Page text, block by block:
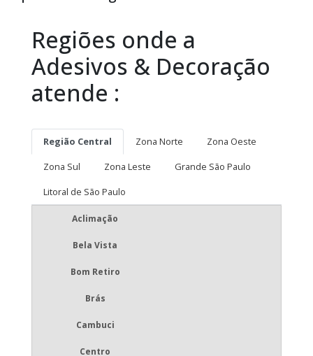
Regiões onde a
Adesivos & Decoração
atende :
Região Central Zona Norte
Zona Oeste
Zona Sul
Zona Leste
Grande São Paulo
Litoral de São Paulo
Aclimação
Bela Vista
Bom Retiro
Brás
Cambuci
Centro